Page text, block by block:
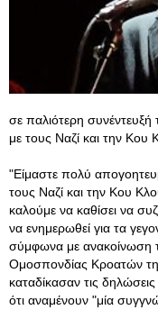
σε παλιότερη συνέντευξή
με τους Ναζί και την Κου
"Είμαστε πολύ
τους Ναζί και την Κου
καλούμε να καθίσει να
να ενημερωθεί για τα
σύμφωνα με ανακοίνωση
Ομοσπονδίας Κροατών
καταδίκασαν τις
ότι αναμένουν "μία